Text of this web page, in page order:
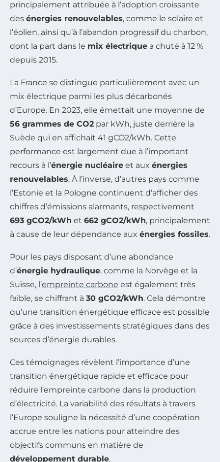
principalement attribuée à l’adoption croissante
des énergies renouvelables, comme le solaire et
l’éolien, ainsi qu’à l’abandon progressif du charbon,
dont la part dans le mix électrique a chuté à 12 %
depuis 2015.
La France se distingue particulièrement avec un
mix électrique parmi les plus décarbonés
d’Europe. En 2023, elle émettait une moyenne de
56 grammes de CO2 par kWh, juste derrière la
Suède qui en affichait 41 gCO2/kWh. Cette
performance est largement due à l’important
recours à l’énergie nucléaire et aux énergies
renouvelables. À l’inverse, d’autres pays comme
l’Estonie et la Pologne continuent d’afficher des
chiffres d’émissions alarmants, respectivement
693 gCO2/kWh et 662 gCO2/kWh, principalement
à cause de leur dépendance aux énergies fossiles.
Pour les pays disposant d’une abondance
d’énergie hydraulique, comme la Norvège et la
Suisse, l’empreinte carbone est également très
faible, se chiffrant à 30 gCO2/kWh. Cela démontre
qu’une transition énergétique efficace est possible
grâce à des investissements stratégiques dans des
sources d’énergie durables.
Ces témoignages révèlent l’importance d’une
transition énergétique rapide et efficace pour
réduire l’empreinte carbone dans la production
d’électricité. La variabilité des résultats à travers
l’Europe souligne la nécessité d’une coopération
accrue entre les nations pour atteindre des
objectifs communs en matière de
développement durable.